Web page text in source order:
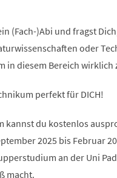
(Fach-)Abi und fragst
oder
in diesem Bereich wirklich
perfekt für DICH!
kannst du kostenlos
2025 bis Februar
an der Uni
macht.